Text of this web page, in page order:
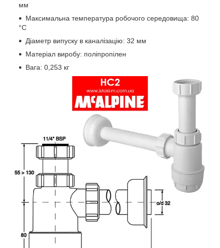
мм
Максимальна температура робочого середовища: 80
°C
Діаметр випуску в каналізацію: 32 мм
Матеріал виробу: поліпропілен
Вага: 0,253 кг